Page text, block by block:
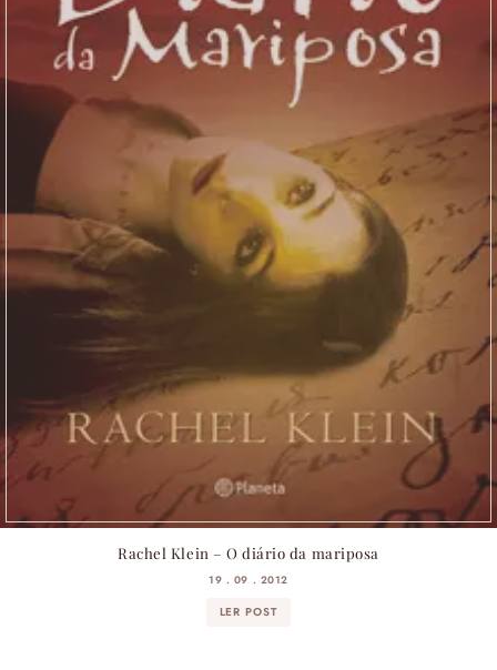
Rachel Klein – O diário da mariposa
19 . 09 . 2012
LER POST